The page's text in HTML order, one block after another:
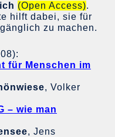
(Open Access).
hilft dabei, sie für
zu machen.
für Menschen im
, Volker
– wie man
, Jens